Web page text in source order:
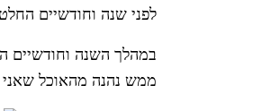
לפני שנה וחודשיים
במהלך השנה וחודשיים האלה ירדתי קרוב
ממש נהנה מהאוכל שאני